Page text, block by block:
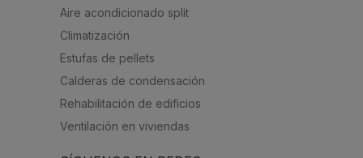
Aire acondicionado split
Climatización
Estufas de pellets
Calderas de condensación
Rehabilitación de edificios
Ventilación en viviendas